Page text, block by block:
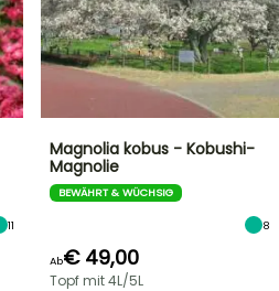
11
Magnolia kobus - Kobushi-
Magnolie
BEWÄHRT & WÜCHSIG
8
Ab€ 49,00
Topf mit 4L/5L